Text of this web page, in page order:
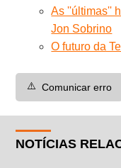
As ''últimas''
Jon Sobrino
O futuro da
⚠️ Comunicar erro
NOTÍCIAS